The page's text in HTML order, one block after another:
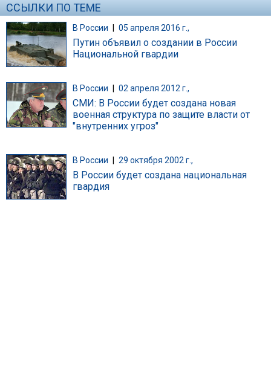
ССЫЛКИ ПО ТЕМЕ
В России | 05 апреля 2016 г.,
Путин объявил о создании в России
Национальной гвардии
В России 02 апреля 2012 г.,
СМИ: В России будет создана новая
военная структура по защите власти от
"внутренних угроз"
В России 29 октября 2002 г.,
В России будет создана национальная
гвардия